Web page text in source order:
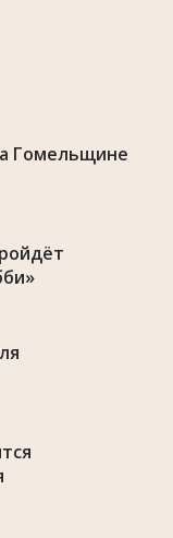
Гомельщине